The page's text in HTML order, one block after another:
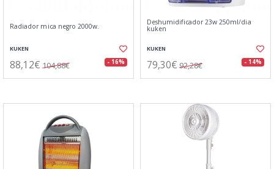
Radiador mica negro 2000w.
KUKEN
88,12€ 104,88€ - 16%
Deshumidificador 23w 250ml/dia
kuken
KUKEN
79,30€ 92,28€ - 14%